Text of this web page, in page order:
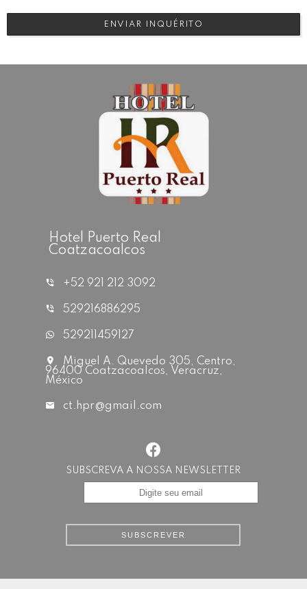
ENVIAR INQUÉRITO
Hotel Puerto Real
Coatzacoalcos
+52 921 212 3092
529216886295
529211459127
Miguel A. Quevedo 305, Centro,
96400 Coatzacoalcos, Veracruz,
México
ct.hpr@gmail.com
SUBSCREVA A NOSSA NEWSLETTER
SUBSCREVER